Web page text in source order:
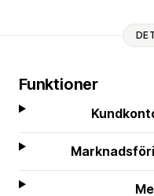
Funktioner